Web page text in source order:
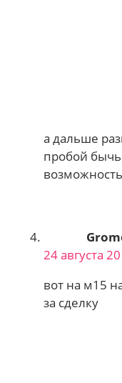
а дальше
пробой
24 августа
вот на м15
за сделку